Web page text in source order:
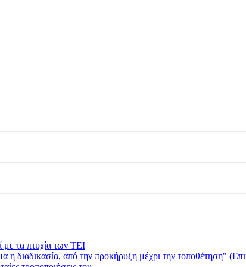
τα πτυχία των ΤΕΙ
από την προκήρυξη μέχρι την τοποθέτηση"